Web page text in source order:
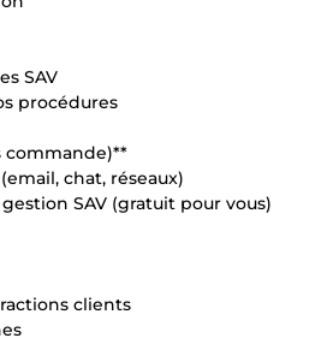
SAV
procédures
commande)**
chat, réseaux)
SAV (gratuit pour vous)
clients